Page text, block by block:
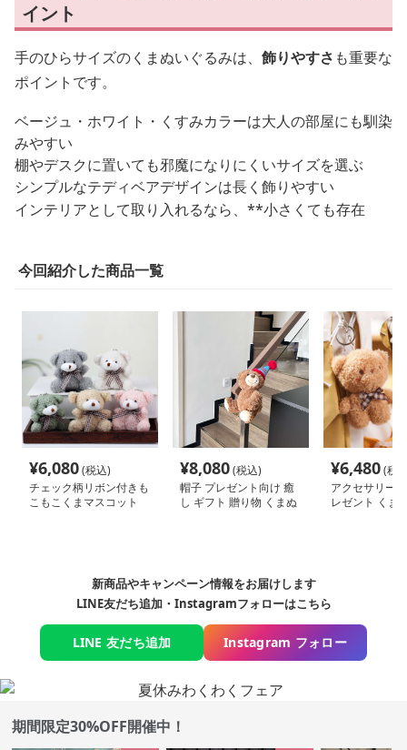
イント
手のひらサイズのくまぬいぐるみは、 飾りやすさ も重要な
ポイントです。
ベージュ・ホワイト・くすみカラーは大人の部屋にも馴染
みやすい
棚やデスクに置いても邪魔になりにくいサイズを選ぶ
シンプルなテディベアデザインは長く飾りやすい
インテリアとして取り入れるなら、**小さくても存在
今回紹介した商品一覧
¥6,080(税込)
チェック柄リボン付きも
こもこくまマスコット
¥8,080(税込)
帽子 プレゼント向け 癒
し ギフト 贈り物 くまぬ
¥6,480(税
アクセサリー
レゼント くま
新商品やキャンペーン情報をお届けします
LINE友だち追加・Instagramフォローはこちら
LINE 友だち追加 Instagram フォロー
期間限定30%OFF開催中！